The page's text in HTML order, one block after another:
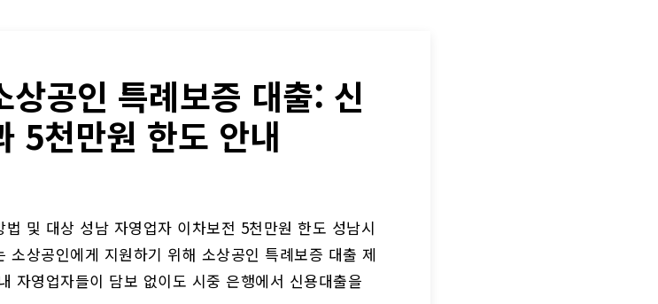
상공인 특례보증 대출: 신
5천만원 한도 안내
및 대상 성남 자영업자 이차보전 5천만원 한도 성남시
소상공인에게 지원하기 위해 소상공인 특례보증 대출 제
자영업자들이 담보 없이도 시중 은행에서 신용대출을